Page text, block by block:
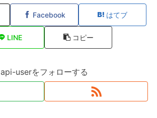
Facebook はてブ
LINE コピー
api-userをフォローする